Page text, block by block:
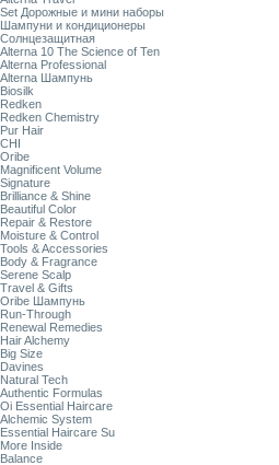
Set Дорожные и мини наборы
Шампуни и кондиционеры
Солнцезащитная
Alterna 10 The Science of Ten
Alterna Professional
Alterna Шампунь
Biosilk
Redken
Redken Chemistry
Pur Hair
CHI
Oribe
Magnificent Volume
Signature
Brilliance & Shine
Beautiful Color
Repair & Restore
Moisture & Control
Tools & Accessories
Body & Fragrance
Serene Scalp
Travel & Gifts
Oribe Шампунь
Run-Through
Renewal Remedies
Hair Alchemy
Big Size
Davines
Natural Tech
Authentic Formulas
Oi Essential Haircare
Alchemic System
Essential Haircare Su
More Inside
Balance